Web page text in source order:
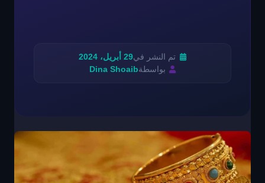
تم النشر في29 أبريل، 2024
بواسطةDina Shoaib